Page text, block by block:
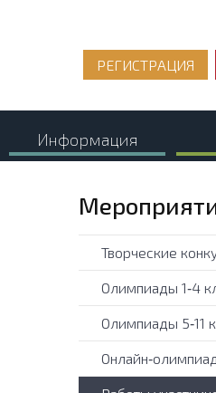
РЕГИСТРАЦИЯ
Информация
Творческие
Олимпиады 1‑4
Олимпиады 5‑11